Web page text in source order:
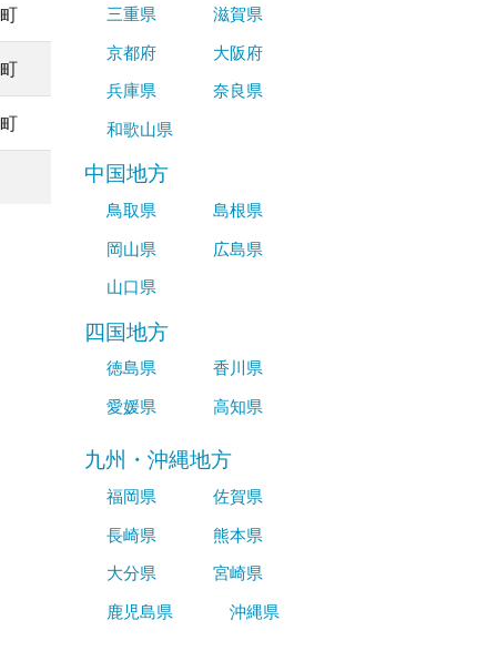
三重県
滋賀県
京都府
大阪府
兵庫県
奈良県
和歌山県
中国地方
鳥取県
島根県
岡山県
広島県
山口県
四国地方
徳島県
香川県
愛媛県
高知県
九州・沖縄地方
福岡県
佐賀県
長崎県
熊本県
大分県
宮崎県
鹿児島県
沖縄県